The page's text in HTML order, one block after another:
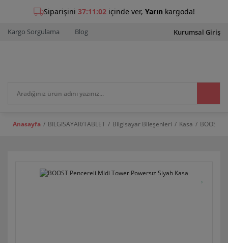
Kargo Sorgulama Blog Kurumsal Giriş
Anasayfa BİLGİSAYAR/TABLET Bilgisayar Bileşenleri Kasa BOOST